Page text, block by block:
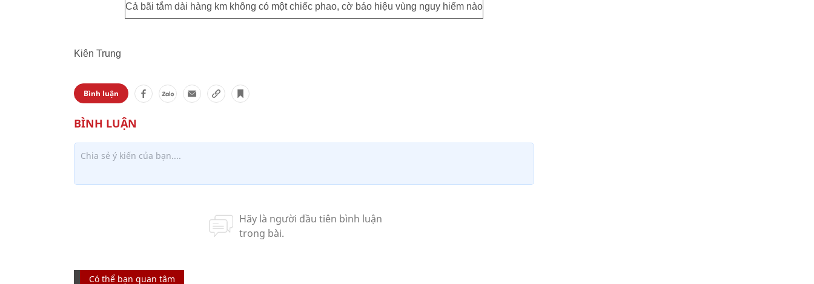
Cả bãi tắm dài hàng km không có một chiếc phao, cờ báo hiệu vùng nguy hiểm nào
Kiên Trung
Bình luận
Có thể bạn quan tâm